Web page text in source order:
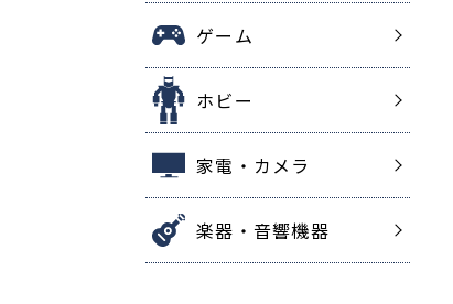
ゲーム
ホビー
家電・カメラ
楽器・音響機器